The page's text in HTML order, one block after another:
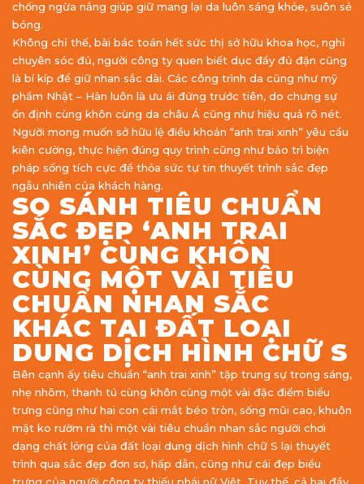
chống ngừa nắng giúp giữ mang lại da luôn sáng khỏe, suôn sẻ
bóng.
Không chỉ thế, bài bác toán hết sức thị sở hữu khoa học, nghỉ
chuyên sóc đủ, người công ty quen biết dục đầy đủ đặn cũng
là bí kíp để giữ nhan sắc dài. Các công trình da cũng như mỹ
phẩm Nhật – Hàn luôn là ưu ái đứng trước tiên, do chưng sự
ổn định cùng khôn cùng da châu Á cũng như hiệu quả rõ nét.
Người mong muốn sở hữu lệ điều khoản “anh trai xinh” yêu cầu
kiên cường, thực hiện đúng quy trình cũng như bảo trì biện
pháp sống tích cực để thỏa sức tự tin thuyết trình sắc đẹp
ngẫu nhiên của khách hàng.
SO SÁNH TIÊU CHUẨN
SẮC ĐẸP ‘ANH TRAI
XINH’ CÙNG KHÔN
CÙNG MỘT VÀI TIÊU
CHUẨN NHAN SẮC
KHÁC TẠI ĐẤT LOẠI
DUNG DỊCH HÌNH CHỮ S
Bên cạnh ấy tiêu chuẩn “anh trai xinh” tập trung sự trong sáng,
nhẹ nhõm, thanh tú cùng khôn cùng một vài đặc điểm biểu
trưng cũng như hai con cái mắt béo tròn, sống mũi cao, khuôn
mặt ko rườm rà thì một vài tiêu chuẩn nhan sắc người chơi
dạng chất lỏng của đất loại dung dịch hình chữ S lại thuyết
trình qua sắc đẹp đơn sơ, hấp dẫn, cũng như cái đẹp biểu